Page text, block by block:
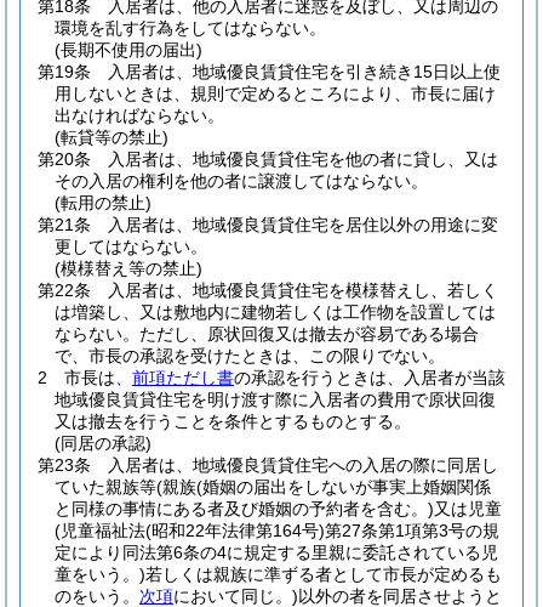
第18条
入居者は、他の入居者に迷惑を及ぼし、又は周辺の
環境を乱す行為をしてはならない。
(長期不使用の届出)
第19条
入居者は、地域優良賃貸住宅を引き続き15日以上使
用しないときは、規則で定めるところにより、市長に届け
出なければならない。
(転貸等の禁止)
第20条
入居者は、地域優良賃貸住宅を他の者に貸し、又は
その入居の権利を他の者に譲渡してはならない。
(転用の禁止)
第21条
入居者は、地域優良賃貸住宅を居住以外の用途に変
更してはならない。
(模様替え等の禁止)
第22条
入居者は、地域優良賃貸住宅を模様替えし、若しく
は増築し、又は敷地内に建物若しくは工作物を設置しては
ならない。 ただし、原状回復又は撤去が容易である場合
で、市長の承認を受けたときは、この限りでない。
2
市長は、 前項ただし書の承認を行うときは、入居者が当該
地域優良賃貸住宅を明け渡す際に入居者の費用で原状回復
又は撤去を行うことを条件とするものとする。
(同居の承認)
第23条
入居者は、地域優良賃貸住宅への入居の際に同居し
ていた親族等(親族(婚姻の届出をしないが事実上婚姻関係
と同様の事情にある者及び婚姻の予約者を含む。)又は児童
(児童福祉法(昭和22年法律第164号)第27条第1項第3号の規
定により同法第6条の4に規定する里親に委託されている児
童をいう。)若しくは親族に準ずる者として市長が定めるも
のをいう。 次項において同じ。)以外の者を同居させようと